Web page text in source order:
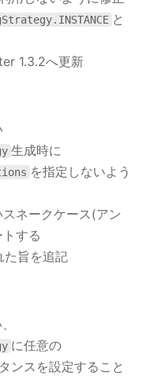
と
1.3.2へ更新
生成時に
を指定しないよう
ネークケース(アン
する
た旨を追記
に任意の
ンスを設定すること